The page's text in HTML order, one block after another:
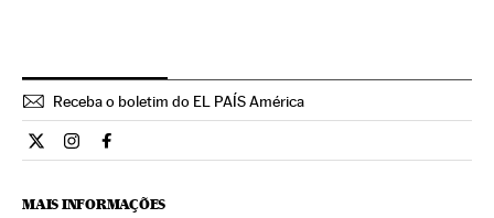
Receba o boletim do EL PAÍS América
Internacional El País Brasil en Twitter
Internacional El País Brasil en Instagram
Internacional El País Brasil en Facebook
MAIS INFORMAÇÕES